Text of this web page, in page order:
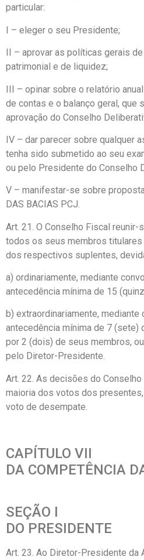
particular:
I – eleger o seu Presidente;
II – aprovar as políticas gerais
patrimonial e de liquidez;
III – opinar sobre o relatório
de contas e o balanço geral, que
aprovação do Conselho
IV – dar parecer sobre qualquer
tenha sido submetido ao seu
ou pelo Presidente do Conselho
V – manifestar-se sobre
DAS BACIAS PCJ.
Art. 21. O Conselho Fiscal reunir-
todos os seus membros titulares
dos respectivos suplentes,
a) ordinariamente, mediante
antecedência mínima de 15
b) extraordinariamente,
antecedência mínima de 7 (sete)
por 2 (dois) de seus membros,
pelo Diretor-Presidente.
Art. 22. As decisões do
maioria dos votos dos
voto de desempate.
CAPÍTULO VII
DA COMPETÊNCIA
SEÇÃO I
DO PRESIDENTE
Art. 23. Ao Diretor-Presidente da